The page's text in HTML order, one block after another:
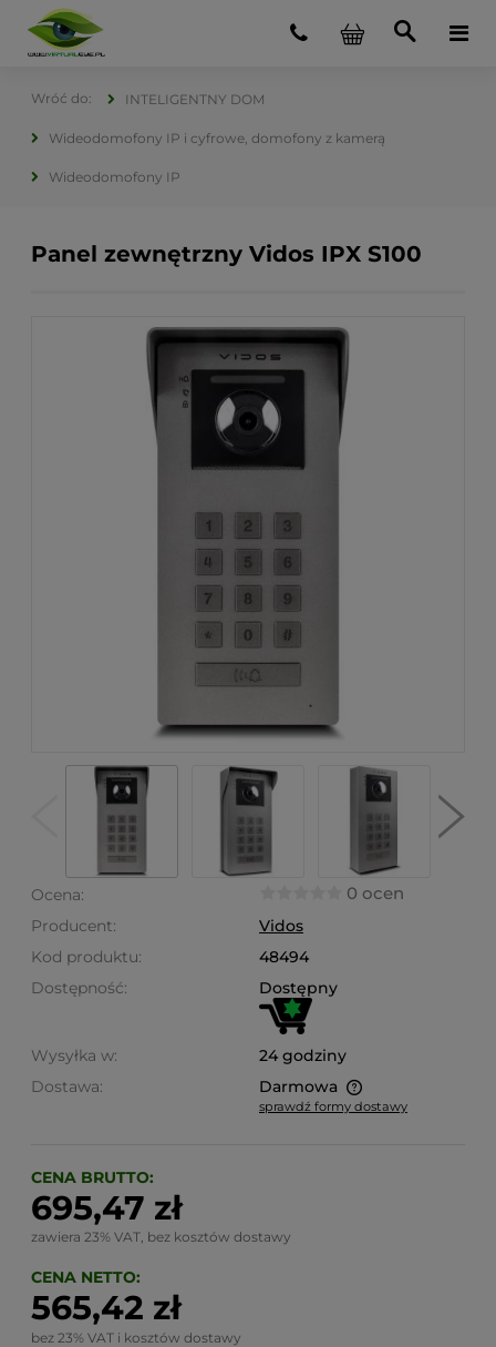
INTELIGENTNY DOM
Wideodomofony IP i cyfrowe, domofony z kamerą
Wideodomofony IP
Panel zewnętrzny Vidos IPX S100
Ocena: 0 ocen
Producent:
Vidos
Kod produktu:
48494
Dostępność:
Dostępny
Wysyłka w:
24 godziny
Dostawa:
Darmowa
Cena nie zawiera ewentualnych kosztów płatności
sprawdź formy dostawy
CENA BRUTTO:
695,47 zł
zawiera 23% VAT, bez kosztów dostawy
CENA NETTO:
565,42 zł
bez 23% VAT i kosztów dostawy